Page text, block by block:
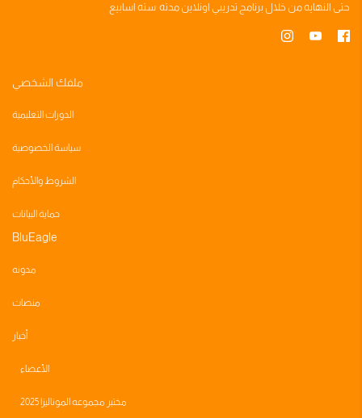
حتى النهايه من خلال برنامج تدريبي اونلاين مدته سته اسابيع
ملفك الشخصي
الدورات التعليمية
سياسة الخصوصية
الشروط والأحكام
حماية البيانات
BluEagle
مدونه
منصات
أخبار
الأعضاء
مختبر مجموعه الموناليزا 2025